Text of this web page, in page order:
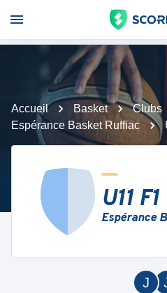
Accueil Basket Clubs
Espérance Basket Ruffiac
U11 F1
Espérance
J